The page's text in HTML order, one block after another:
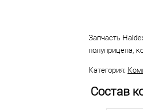
Запчасть
полуприцепа,
Категория:
Состав